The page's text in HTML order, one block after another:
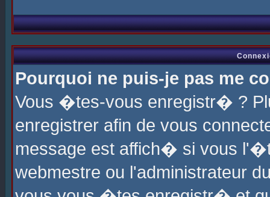
Pourquoi ne puis-je pas me
Vous �tes-vous enregistr� ?
enregistrer afin de vous
message est affich� si vous
webmestre ou l'administrateur